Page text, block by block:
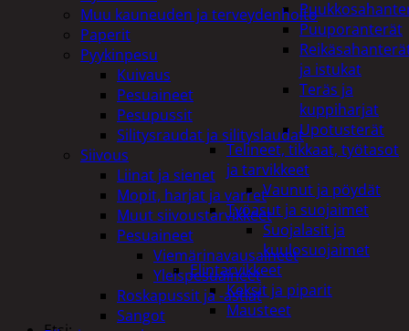
Puuporanterät
ja istukat
Teräs ja
kuppiharjat
Upotusterät
Telineet, tikkaat, työtasot
ja tarvikkeet
Vaunut ja pöydät
Työasut ja suojaimet
Suojalasit ja
kuulosuojaimet
Elintarvikkeet
Keksit ja piparit
Mausteet
Muu kauneuden ja terveydenhoito
Paperit
Pyykinpesu
Kuivaus
Pesuaineet
Pesupussit
Silitysraudat ja silityslaudat
Siivous
Liinat ja sienet
Mopit, harjat ja varret
Muut siivoustarvikkeet
Pesuaineet
Viemärinavausaineet
Yleispesuaineet
Roskapussit ja -astiat
Sangot